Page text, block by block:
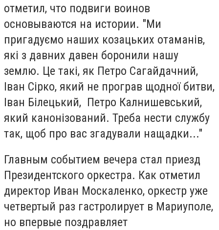
отметил, что подвиги воинов
основываются на истории. "Ми
пригадуємо наших козацьких отаманів,
які з давних давен боронили нашу
землю. Це такі, як Петро Сагайдачний,
Іван Сірко, який не програв щодної битви,
Іван Білецький, Петро Калнишевський,
який канонізований. Треба нести службу
так, щоб про вас згадували нащадки..."
Главным событием вечера стал приезд
Президентского оркестра. Как отметил
директор Иван Москаленко, оркестр уже
четвертый раз гастролирует в Мариуполе,
но впервые поздравляет